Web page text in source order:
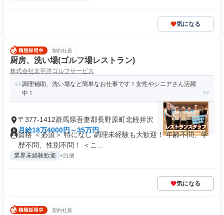
気になる
契約社員
厨房、洗い場(ゴルフ場レストラン)
株式会社太平洋ゴルフサービス
調理補助、洗い場など簡単なお仕事です！女性やシニアさん活躍
中！
〒377-1412群馬県吾妻郡長野原町北軽井沢
月給18万4000円～35万円
資格 ＜必須＞ 特になし 調理未経験も大歓迎！ 年齢不問、学
歴不問、性別不問！ ＜こ...
業界未経験歓迎 +21個
気になる
契約社員